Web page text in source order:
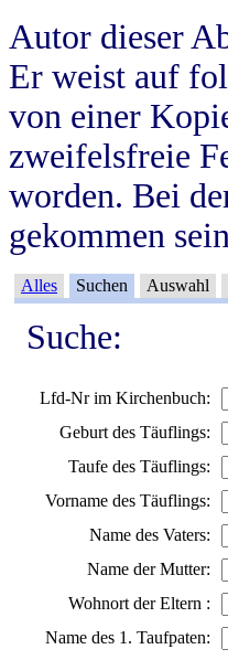
Autor dieser
Er weist auf
von einer
zweifelsfreie
worden. Bei
gekommen
Alles Suchen Auswahl
Suche:
Lfd-Nr im Kirchenbuch:
Geburt des Täuflings:
Taufe des Täuflings:
Vorname des Täuflings:
Name des Vaters:
Name der Mutter:
Wohnort der Eltern :
Name des 1. Taufpaten: